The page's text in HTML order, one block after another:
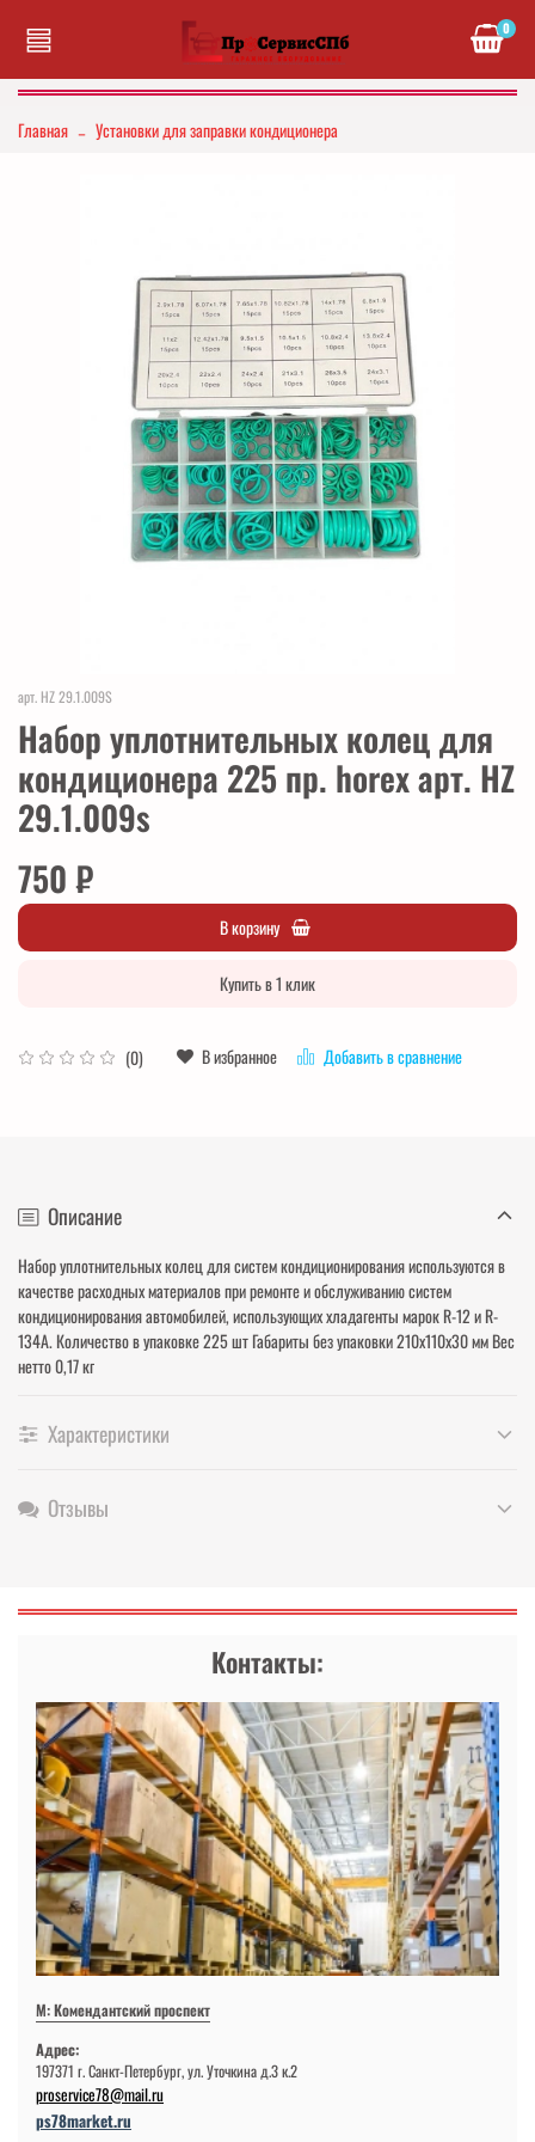
0
Главная Установки для заправки кондиционера
арт. HZ 29.1.009S
Набор уплотнительных колец для
кондиционера 225 пр. horex арт. HZ
29.1.009s
(0) В избранное Добавить в сравнение
750 ₽
В корзину
Купить в 1 клик
Описание
Набор уплотнительных колец для систем кондиционирования используются в
качестве расходных материалов при ремонте и обслуживанию систем
кондиционирования автомобилей, использующих хладагенты марок R-12 и R-
134A. Количество в упаковке 225 шт Габариты без упаковки 210х110х30 мм Вес
нетто 0,17 кг
Характеристики
Отзывы
Контакты:
М: Комендантский проспект
Адрес:
197371 г. Санкт-Петербург, ул. Уточкина д.3 к.2
proservice78@mail.ru
ps78market.ru